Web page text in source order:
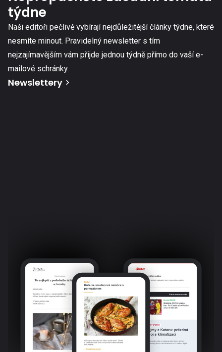
týdne
Naši editoři pečlivě vybírají nejdůležitější články týdne, které
nesmíte minout. Pravidelný newsletter s tím
nejzajímavějším vám přijde jednou týdně přímo do vaší e-
mailové schránky.
Newslettery